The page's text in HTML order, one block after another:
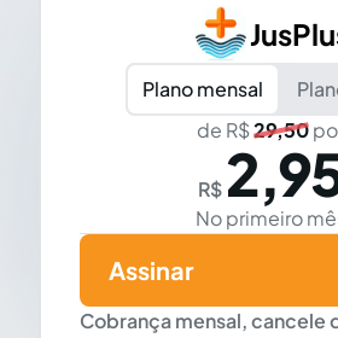
Plano mensal
de R$29,50
R$
No primeiro
Cobrança mensal, cancele
Assinar